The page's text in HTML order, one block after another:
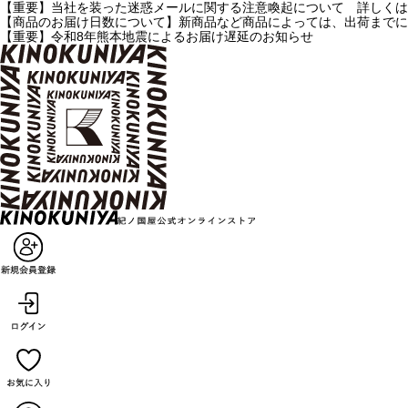
【重要】当社を装った迷惑メールに関する注意喚起について 詳しく
【商品のお届け日数について】新商品など商品によっては、出荷ま
【重要】令和8年熊本地震によるお届け遅延のお知らせ